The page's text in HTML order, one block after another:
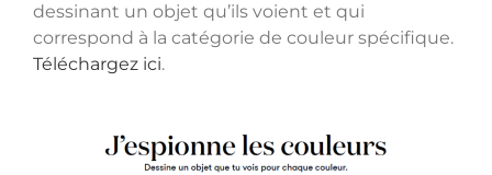
dessinant un objet qu’ils voient et qui
correspond à la catégorie de couleur spécifique.
Téléchargez ici.